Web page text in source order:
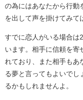
の為にはあなたから行動
を出して声を掛けてみて
すでに恋人がいる場合は
います。相手に信頼を寄
れており、また相手もあ
る夢と言ってもよいでし
るかもしれませんよ。